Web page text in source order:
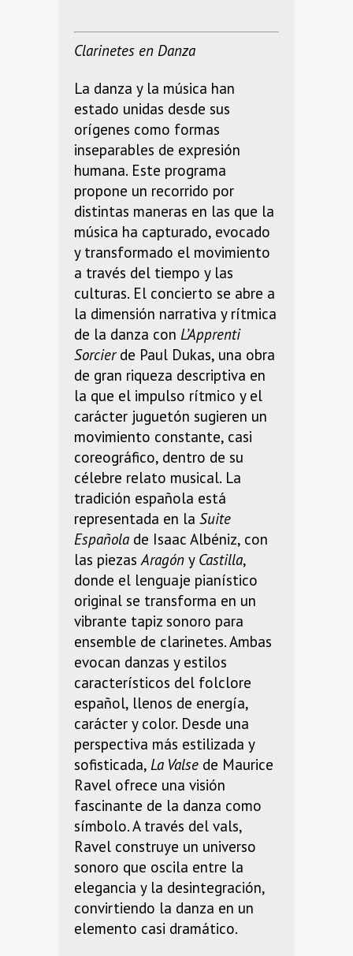
Clarinetes en Danza
La danza y la música han
estado unidas desde sus
orígenes como formas
inseparables de expresión
humana. Este programa
propone un recorrido por
distintas maneras en las que la
música ha capturado, evocado
y transformado el movimiento
a través del tiempo y las
culturas. El concierto se abre a
la dimensión narrativa y rítmica
de la danza con L’Apprenti
Sorcierde Paul Dukas, una obra
de gran riqueza descriptiva en
la que el impulso rítmico y el
carácter juguetón sugieren un
movimiento constante, casi
coreográfico, dentro de su
célebre relato musical. La
tradición española está
representada en la Suite
Española de Isaac Albéniz, con
las piezasAragón y Castilla,
donde el lenguaje pianístico
original se transforma en un
vibrante tapiz sonoro para
ensemble de clarinetes. Ambas
evocan danzas y estilos
característicos del folclore
español, llenos de energía,
carácter y color. Desde una
perspectiva más estilizada y
sofisticada, La Valse de Maurice
Ravel ofrece una visión
fascinante de la danza como
símbolo. A través del vals,
Ravel construye un universo
sonoro que oscila entre la
elegancia y la desintegración,
convirtiendo la danza en un
elemento casi dramático.